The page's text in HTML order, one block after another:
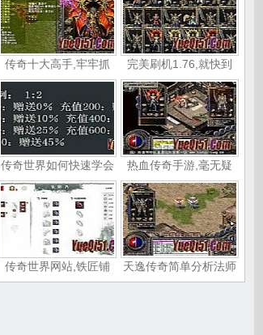
传奇十大高手,牢牢抓 完美刷机1.76,就快到
传奇世界如何快速学会 热血传奇手游,毫无疑
传奇世界网站,铁匠铺 天逸传奇简单分析法师